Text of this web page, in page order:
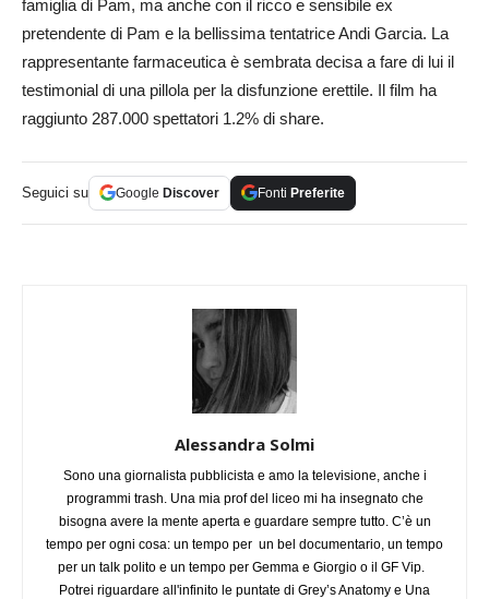
famiglia di Pam, ma anche con il ricco e sensibile ex
pretendente di Pam e la bellissima tentatrice Andi Garcia. La
rappresentante farmaceutica è sembrata decisa a fare di lui il
testimonial di una pillola per la disfunzione erettile. Il film ha
raggiunto 287.000 spettatori 1.2% di share.
Seguici su Google Discover Fonti Preferite
Alessandra Solmi
Sono una giornalista pubblicista e amo la televisione, anche i
programmi trash. Una mia prof del liceo mi ha insegnato che
bisogna avere la mente aperta e guardare sempre tutto. C’è un
tempo per ogni cosa: un tempo per un bel documentario, un tempo
per un talk polito e un tempo per Gemma e Giorgio o il GF Vip.
Potrei riguardare all'infinito le puntate di Grey’s Anatomy e Una